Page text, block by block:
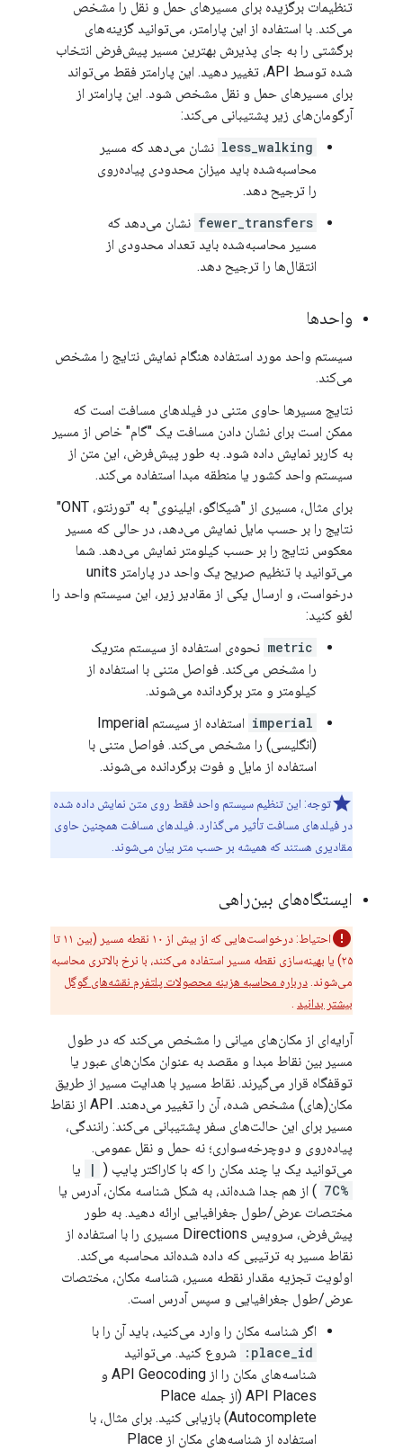
تنظیمات برگزیده برای مسیرهای حمل و نقل را مشخص
می‌کند. با استفاده از این پارامتر، می‌توانید گزینه‌های
برگشتی را به جای پذیرش بهترین مسیر پیش‌فرض انتخاب
شده توسط API، تغییر دهید. این پارامتر فقط می‌تواند
برای مسیرهای حمل و نقل مشخص شود. این پارامتر از
آرگومان‌های زیر پشتیبانی می‌کند:
less_walking نشان می‌دهد که مسیر
محاسبه‌شده باید میزان محدودی پیاده‌روی
را ترجیح دهد.
fewer_transfers نشان می‌دهد که
مسیر محاسبه‌شده باید تعداد محدودی از
انتقال‌ها را ترجیح دهد.
واحدها
سیستم واحد مورد استفاده هنگام نمایش نتایج را مشخص
می‌کند.
نتایج مسیرها حاوی متنی در فیلدهای مسافت است که
ممکن است برای نشان دادن مسافت یک "گام" خاص از مسیر
به کاربر نمایش داده شود. به طور پیش‌فرض، این متن از
سیستم واحد کشور یا منطقه مبدا استفاده می‌کند.
برای مثال، مسیری از "شیکاگو، ایلینوی" به "تورنتو، ONT"
نتایج را بر حسب مایل نمایش می‌دهد، در حالی که مسیر
معکوس نتایج را بر حسب کیلومتر نمایش می‌دهد. شما
می‌توانید با تنظیم صریح یک واحد در پارامتر units
درخواست، و ارسال یکی از مقادیر زیر، این سیستم واحد را
لغو کنید:
metric نحوه‌ی استفاده از سیستم متریک
را مشخص می‌کند. فواصل متنی با استفاده از
کیلومتر و متر برگردانده می‌شوند.
imperial
استفاده از سیستم Imperial
(انگلیسی) را مشخص می‌کند. فواصل متنی با
استفاده از مایل و فوت برگردانده می‌شوند.
توجه: این تنظیم سیستم واحد فقط روی متن نمایش داده شده
در فیلدهای مسافت تأثیر می‌گذارد. فیلدهای مسافت همچنین حاوی
مقادیری هستند که همیشه بر حسب متر بیان می‌شوند.
ایستگاه‌های بین‌راهی
احتیاط: درخواست‌هایی که از بیش از ۱۰ نقطه مسیر (بین ۱۱ تا
۲۵) یا بهینه‌سازی نقطه مسیر استفاده می‌کنند، با نرخ بالاتری محاسبه
می‌شوند. درباره محاسبه هزینه محصولات پلتفرم نقشه‌های گوگل
بیشتر بدانید
آرایه‌ای از مکان‌های میانی را مشخص می‌کند که در طول
مسیر بین نقاط مبدا و مقصد به عنوان مکان‌های عبور یا
توقفگاه قرار می‌گیرند. نقاط مسیر با هدایت مسیر از طریق
مکان(های) مشخص شده، آن را تغییر می‌دهند. API از نقاط
مسیر برای این حالت‌های سفر پشتیبانی می‌کند: رانندگی،
پیاده‌روی و دوچرخه‌سواری؛ نه حمل و نقل عمومی.
می‌توانید یک یا چند مکان را که با کاراکتر پایپ ( |
یا
%7C
) از هم جدا شده‌اند، به شکل شناسه مکان، آدرس یا
مختصات عرض/طول جغرافیایی ارائه دهید. به طور
پیش‌فرض، سرویس Directions مسیری را با استفاده از
نقاط مسیر به ترتیبی که داده شده‌اند محاسبه می‌کند.
اولویت تجزیه مقدار نقطه مسیر، شناسه مکان، مختصات
عرض/طول جغرافیایی و سپس آدرس است.
اگر شناسه مکان را وارد می‌کنید، باید آن را با
place_id:
شروع کنید. می‌توانید
شناسه‌های مکان را از API Geocoding و
API Places (از جمله Place
Autocomplete) بازیابی کنید. برای مثال، با
استفاده از شناسه‌های مکان از Place